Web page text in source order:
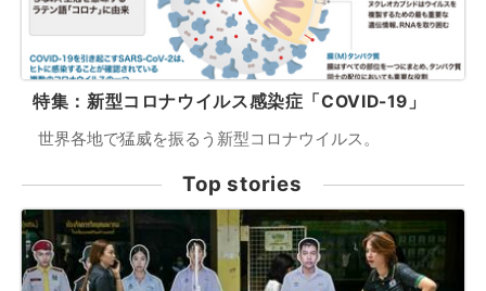
特集：新型コロナウイルス感染症「COVID-19」
世界各地で猛威を振るう新型コロナウイルス。
Top stories